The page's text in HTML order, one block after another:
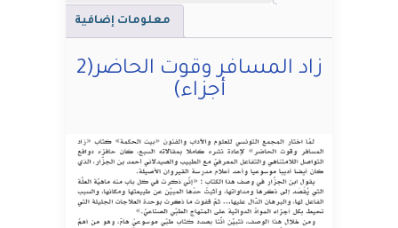
معلومات إضافية
زاد المسافر وقوت الحاضر(2
أجزاء)